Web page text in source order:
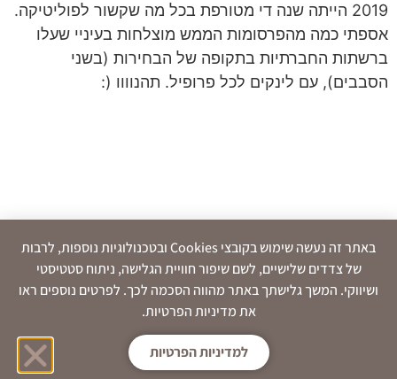
2019 הייתה שנה די מטורפת בכל מה שקשור לפוליטיקה.
אספתי כמה מהפרסומות הממש מוצלחות בעיניי שעלו
ברשתות החברתיות בתקופה של הבחירות (בשני
הסבבים), עם לינקים לכל פרופיל. תהנוווו (:
באתר זה נעשה שימוש בקובצי Cookies ובטכנולוגיות נוספות, לרבות
של צדדים שלישיים, לשם שיפור חוויית הגלישה, ניתוח סטטיסטי
ושיווקי. המשך גלישתך באתר מהווה הסכמה לכך. לפרטים נוספים ראו
את מדיניות הפרטיות.
למדיניות הפרטיות